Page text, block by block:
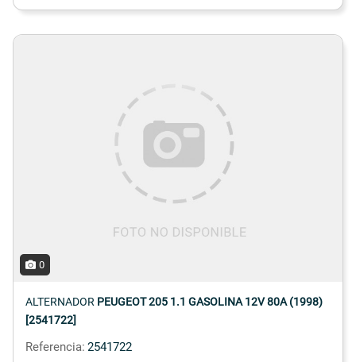
0
ALTERNADOR PEUGEOT 205 1.1 GASOLINA 12V 80A (1998)
[2541722]
Referencia: 2541722